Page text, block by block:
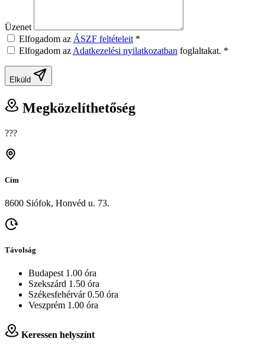
Üzenet
Elfogadom az ÁSZF feltételeit *
Elfogadom az Adatkezelési nyilatkozatban foglaltakat. *
Elküld
Megközelíthetőség
???
Cím
8600 Siófok, Honvéd u. 73.
Távolság
Budapest 1.00 óra
Szekszárd 1.50 óra
Székesfehérvár 0.50 óra
Veszprém 1.00 óra
Keressen helyszínt